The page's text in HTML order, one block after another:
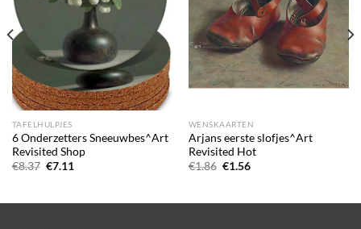
TAFELHULPJES
6 Onderzetters Sneeuwbes^Art
Revisited Shop
€8.37 Oorspronkelijke
€7.11
WENSKAARTEN
Arjans eerste slofjes^Art
Revisited Hot
€1.86 Oorspronkelijke
€1.56Huidige